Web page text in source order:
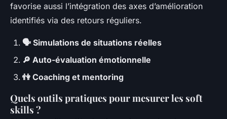
favorise aussi l’intégration des axes d’amélioration
identifiés via des retours réguliers.
🗣 Simulations de situations réelles
🔎 Auto-évaluation émotionnelle
👫 Coaching et mentoring
Quels outils pratiques pour mesurer les soft
skills ?